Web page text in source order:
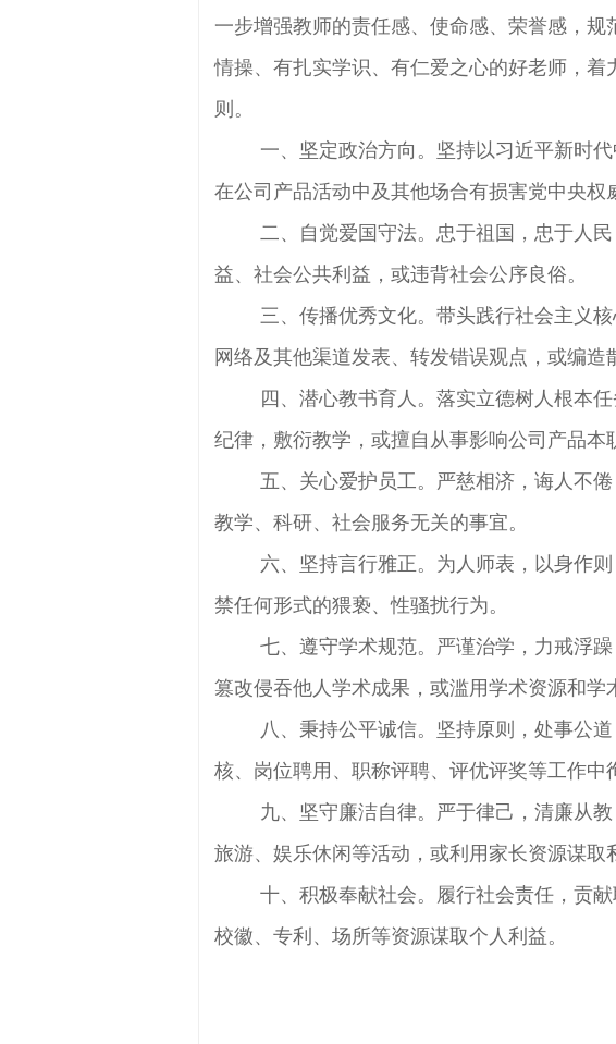
一步增强教师的责任感、使命感、荣誉感，
情操、有扎实学识、有仁爱之心的好老师，
则。
一、坚定政治方向。坚持以习近平新时
在公司产品活动中及其他场合有损害党中央权
二、自觉爱国守法。忠于祖国，忠于人
益、社会公共利益，或违背社会公序良俗。
三、传播优秀文化。带头践行社会主义
网络及其他渠道发表、转发错误观点，或编造
四、潜心教书育人。落实立德树人根本
纪律，敷衍教学，或擅自从事影响公司产品本
五、关心爱护员工。严慈相济，诲人不
教学、科研、社会服务无关的事宜。
六、坚持言行雅正。为人师表，以身作
禁任何形式的猥亵、性骚扰行为。
七、遵守学术规范。严谨治学，力戒浮躁
篡改侵吞他人学术成果，或滥用学术资源和学
八、秉持公平诚信。坚持原则，处事公
核、岗位聘用、职称评聘、评优评奖等工作中
九、坚守廉洁自律。严于律己，清廉从教
旅游、娱乐休闲等活动，或利用家长资源谋取
十、积极奉献社会。履行社会责任，贡献
校徽、专利、场所等资源谋取个人利益。